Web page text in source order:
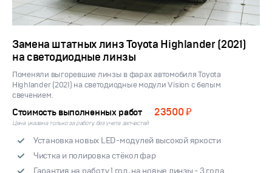
Замена штатных линз Toyota Highlander (2021)
на светодиодные линзы
Поменяли выгоревшие линзы в фарах автомобиля Toyota
Highlander (2021) на светодиодные модули Vision с белым
свечением.
Стоимость выполненных работ 23500 ₽
Цена указана только за работу, без учета запчастей
Установка новых LED-модулей высокой яркости
Чистка и полировка стёкол фар
Гарантия на работу 1 год, на новые линзы - 3 года